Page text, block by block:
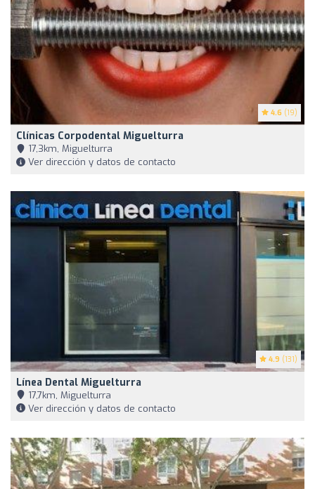
4.6 (19)
Clínicas Corpodental Miguelturra
17,3km, Miguelturra
Ver dirección y datos de contacto
4.9 (131)
Línea Dental Miguelturra
17,7km, Miguelturra
Ver dirección y datos de contacto